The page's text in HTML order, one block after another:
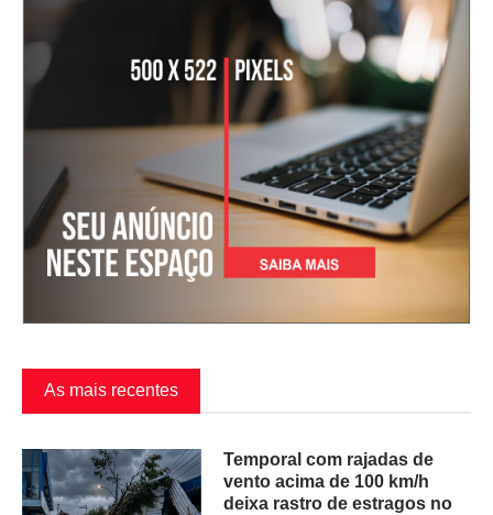
As mais recentes
Temporal com rajadas de
vento acima de 100 km/h
deixa rastro de estragos no